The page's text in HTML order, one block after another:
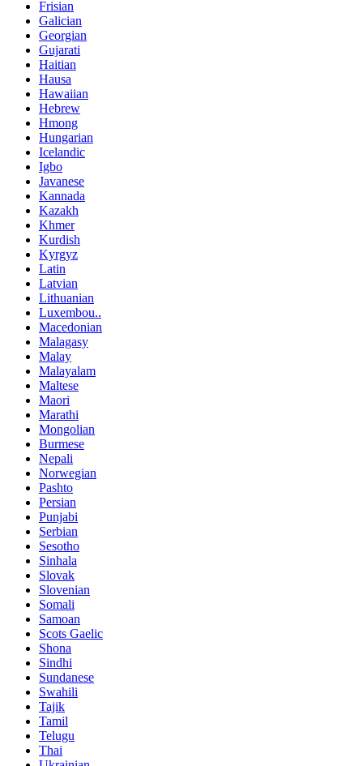
Frisian
Galician
Georgian
Gujarati
Haitian
Hausa
Hawaiian
Hebrew
Hmong
Hungarian
Icelandic
Igbo
Javanese
Kannada
Kazakh
Khmer
Kurdish
Kyrgyz
Latin
Latvian
Lithuanian
Luxembou..
Macedonian
Malagasy
Malay
Malayalam
Maltese
Maori
Marathi
Mongolian
Burmese
Nepali
Norwegian
Pashto
Persian
Punjabi
Serbian
Sesotho
Sinhala
Slovak
Slovenian
Somali
Samoan
Scots Gaelic
Shona
Sindhi
Sundanese
Swahili
Tajik
Tamil
Telugu
Thai